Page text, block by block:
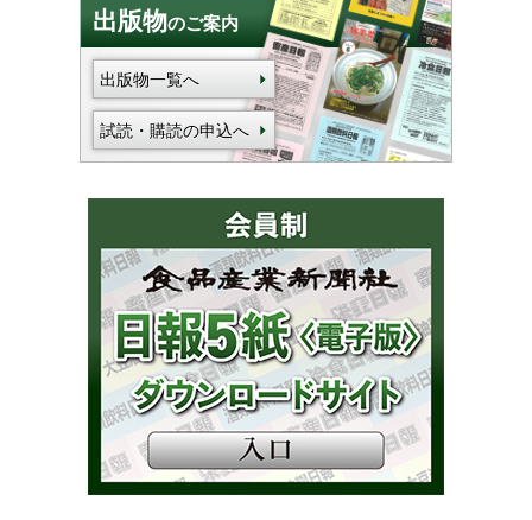
出版物のご案内
出版物一覧へ
試読・購読の申込へ